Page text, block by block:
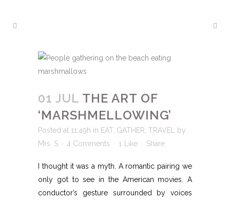
01 JUL THE ART OF
‘MARSHMELLOWING’
Posted at 11:49h in EAT, GATHER TRAVEL
by
Mrs. S
4 Comments 1 Like Share
I thought it was a myth. A romantic pairing we
only got to see in the American movies. A
conductor’s gesture surrounded by voices